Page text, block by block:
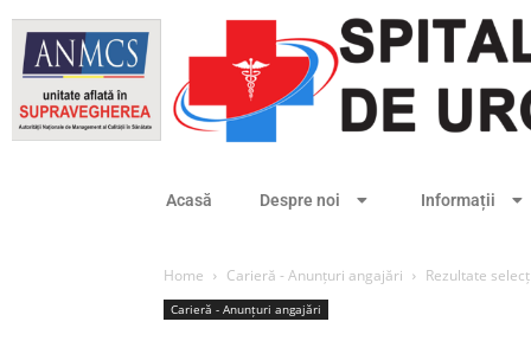
Acasă Despre noi Informații
Home Carieră - Anunțuri angajări Rezultate
Carieră - Anunțuri angajări